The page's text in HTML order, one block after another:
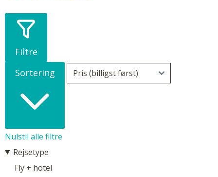
Filtre
Sortering
Nulstil alle filtre
Rejsetype
Fly + hotel